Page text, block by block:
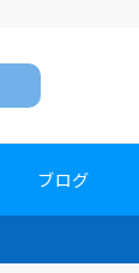
ブログ